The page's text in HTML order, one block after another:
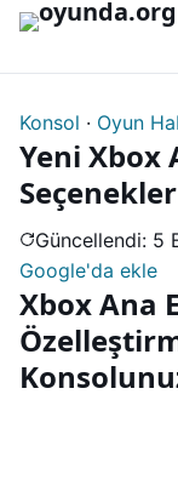
İçeriğe geç
Konsol · Oyun
Yeni Xbox
Güncellendi: 5
Google'da ekle
Xbox Ana